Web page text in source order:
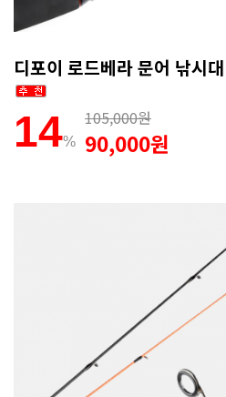
14%
105,000원
90,000원